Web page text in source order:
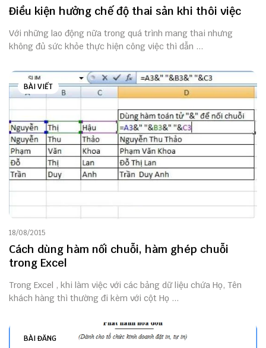
Điều kiện hưởng chế độ thai sản khi thôi việc
Với những lao động nữa trong quá trình mang thai nhưng
không đủ sức khỏe thực hiện công việc thì dẫn ...
BÀI VIẾT
18/08/2015
Cách dùng hàm nối chuỗi, hàm ghép chuỗi
trong Excel
Trong Excel , khi làm việc với các bảng dữ liệu chứa Họ, Tên
khách hàng thì thường đi kèm với cột Họ ...
BÀI ĐĂNG